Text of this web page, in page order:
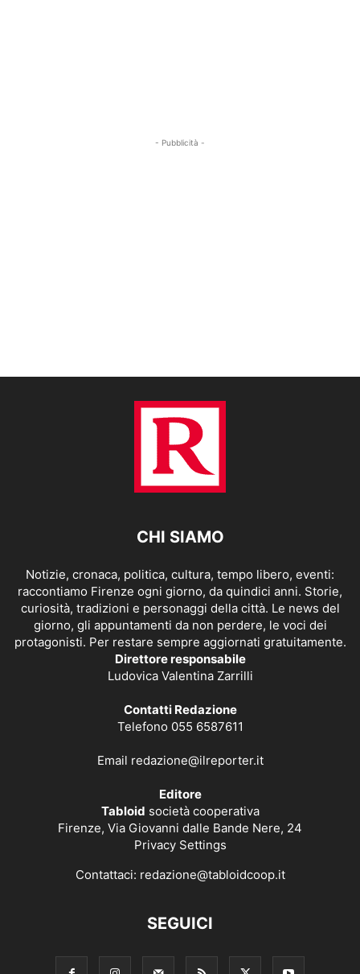
- Pubblicità -
CHI SIAMO
Notizie, cronaca, politica, cultura, tempo libero, eventi:
raccontiamo Firenze ogni giorno, da quindici anni. Storie,
curiosità, tradizioni e personaggi della città. Le news del
giorno, gli appuntamenti da non perdere, le voci dei
protagonisti. Per restare sempre aggiornati gratuitamente.
Direttore responsabile
Ludovica Valentina Zarrilli
Contatti Redazione
Telefono 055 6587611
Email redazione@ilreporter.it
Editore
Tabloid società cooperativa
Firenze, Via Giovanni dalle Bande Nere, 24
Privacy Settings
Contattaci: redazione@tabloidcoop.it
SEGUICI